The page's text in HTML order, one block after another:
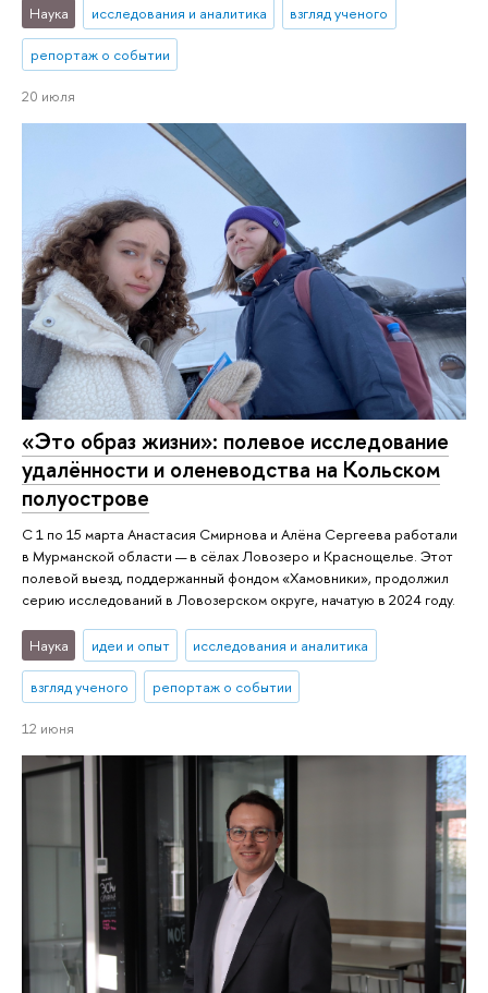
Наука исследования и аналитика взгляд ученого
репортаж о событии
20 июля
«Это образ жизни»: полевое исследование
удалённости и оленеводства на Кольском
полуострове
С 1 по 15 марта Анастасия Смирнова и Алёна Сергеева работали
в Мурманской области — в сёлах Ловозеро и Краснощелье. Этот
полевой выезд, поддержанный фондом «Хамовники», продолжил
серию исследований в Ловозерском округе, начатую в 2024 году.
Наука идеи и опыт исследования и аналитика
взгляд ученого репортаж о событии
12 июня